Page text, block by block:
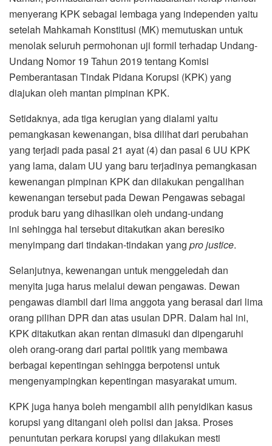
menyerang KPK sebagai lembaga yang independen yaitu
setelah Mahkamah Konstitusi (MK) memutuskan untuk
menolak seluruh permohonan uji formil terhadap Undang-
Undang Nomor 19 Tahun 2019 tentang Komisi
Pemberantasan Tindak Pidana Korupsi (KPK) yang
diajukan oleh mantan pimpinan KPK.
Setidaknya, ada tiga kerugian yang dialami yaitu
pemangkasan kewenangan, bisa dilihat dari perubahan
yang terjadi pada pasal 21 ayat (4) dan pasal 6 UU KPK
yang lama, dalam UU yang baru terjadinya pemangkasan
kewenangan pimpinan KPK dan dilakukan pengalihan
kewenangan tersebut pada Dewan Pengawas sebagai
produk baru yang dihasilkan oleh undang-undang
ini sehingga hal tersebut ditakutkan akan beresiko
menyimpang dari tindakan-tindakan yang pro justice.
Selanjutnya, kewenangan untuk menggeledah dan
menyita juga harus melalui dewan pengawas. Dewan
pengawas diambil dari lima anggota yang berasal dari lima
orang pilihan DPR dan atas usulan DPR. Dalam hal ini,
KPK ditakutkan akan rentan dimasuki dan dipengaruhi
oleh orang-orang dari partai politik yang membawa
berbagai kepentingan sehingga berpotensi untuk
mengenyampingkan kepentingan masyarakat umum.
KPK juga hanya boleh mengambil alih penyidikan kasus
korupsi yang ditangani oleh polisi dan jaksa. Proses
penuntutan perkara korupsi yang dilakukan mesti